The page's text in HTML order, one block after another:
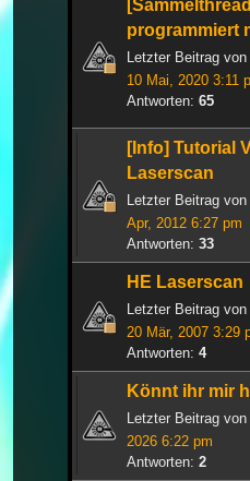
programmiert
Letzter Beitrag von
10 Mai, 2020 3:11
Antworten: 65
[Info] Tutorial
Laserscan
Letzter Beitrag von
Apr, 2012 6:27 pm
Antworten: 33
HE Laserscan
Letzter Beitrag von
20 Mär, 2007 3:29
Antworten: 4
Könnt ihr mir
Letzter Beitrag von
2026 6:22 pm
Antworten: 2